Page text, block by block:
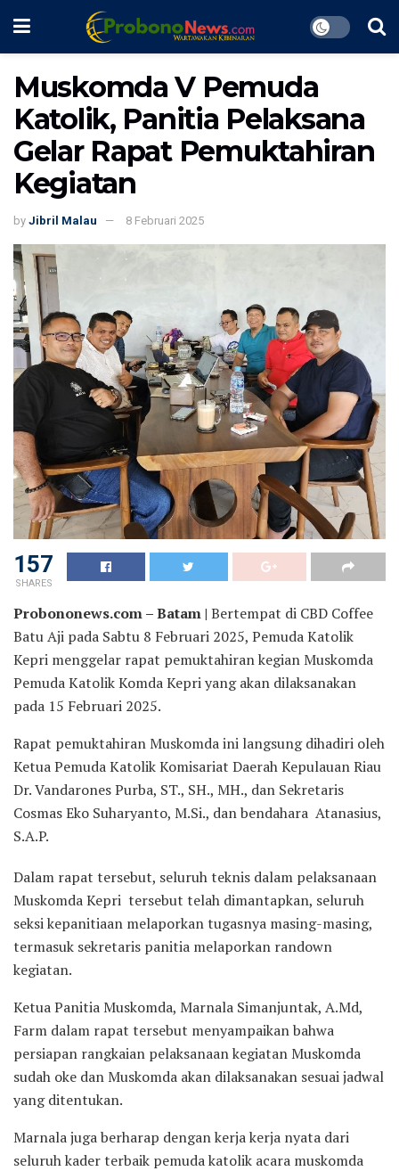
Muskomda V Pemuda
Katolik, Panitia Pelaksana
Gelar Rapat Pemuktahiran
Kegiatan
by Jibril Malau 8 Februari 2025
157
SHARES
Probononews.com – Batam | Bertempat di CBD Coffee
Batu Aji pada Sabtu 8 Februari 2025, Pemuda Katolik
Kepri menggelar rapat pemuktahiran kegian Muskomda
Pemuda Katolik Komda Kepri yang akan dilaksanakan
pada 15 Februari 2025.
Rapat pemuktahiran Muskomda ini langsung dihadiri oleh
Ketua Pemuda Katolik Komisariat Daerah Kepulauan Riau
Dr. Vandarones Purba, ST., SH., MH., dan Sekretaris
Cosmas Eko Suharyanto, M.Si., dan bendahara Atanasius,
S.A.P.
Dalam rapat tersebut, seluruh teknis dalam pelaksanaan
Muskomda Kepri tersebut telah dimantapkan, seluruh
seksi kepanitiaan melaporkan tugasnya masing-masing,
termasuk sekretaris panitia melaporkan randown
kegiatan.
Ketua Panitia Muskomda, Marnala Simanjuntak, A.Md,
Farm dalam rapat tersebut menyampaikan bahwa
persiapan rangkaian pelaksanaan kegiatan Muskomda
sudah oke dan Muskomda akan dilaksanakan sesuai jadwal
yang ditentukan.
Marnala juga berharap dengan kerja kerja nyata dari
seluruh kader terbaik pemuda katolik acara muskomda